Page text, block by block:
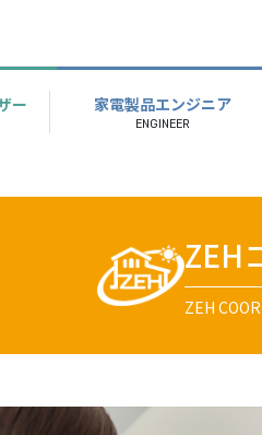
ー 家電製品エンジニア
ZEH
ZEH